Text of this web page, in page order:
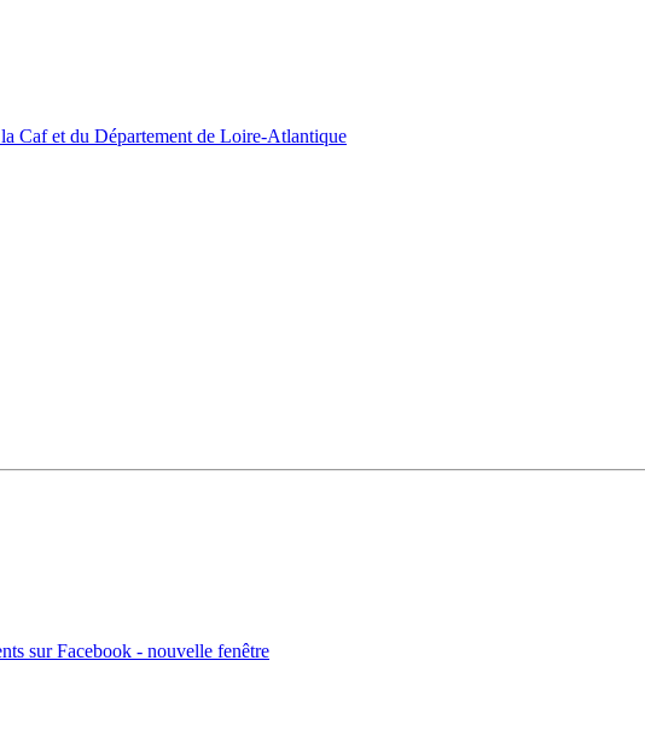
sur Facebook - nouvelle fenêtre